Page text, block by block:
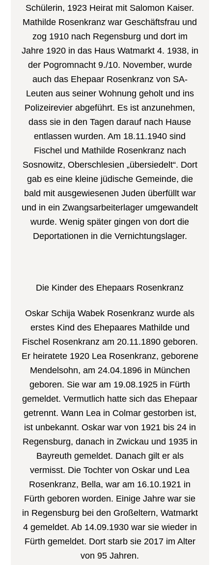
Schülerin, 1923 Heirat mit Salomon Kaiser.
Mathilde Rosenkranz war Geschäftsfrau und
zog 1910 nach Regensburg und dort im
Jahre 1920 in das Haus Watmarkt 4. 1938, in
der Pogromnacht 9./10. November, wurde
auch das Ehepaar Rosenkranz von SA-
Leuten aus seiner Wohnung geholt und ins
Polizeirevier abgeführt. Es ist anzunehmen,
dass sie in den Tagen darauf nach Hause
entlassen wurden. Am 18.11.1940 sind
Fischel und Mathilde Rosenkranz nach
Sosnowitz, Oberschlesien „übersiedelt“. Dort
gab es eine kleine jüdische Gemeinde, die
bald mit ausgewiesenen Juden überfüllt war
und in ein Zwangsarbeiterlager umgewandelt
wurde. Wenig später gingen von dort die
Deportationen in die Vernichtungslager.
Die Kinder des Ehepaars Rosenkranz
Oskar Schija Wabek Rosenkranz wurde als
erstes Kind des Ehepaares Mathilde und
Fischel Rosenkranz am 20.11.1890 geboren.
Er heiratete 1920 Lea Rosenkranz, geborene
Mendelsohn, am 24.04.1896 in München
geboren. Sie war am 19.08.1925 in Fürth
gemeldet. Vermutlich hatte sich das Ehepaar
getrennt. Wann Lea in Colmar gestorben ist,
ist unbekannt. Oskar war von 1921 bis 24 in
Regensburg, danach in Zwickau und 1935 in
Bayreuth gemeldet. Danach gilt er als
vermisst. Die Tochter von Oskar und Lea
Rosenkranz, Bella, war am 16.10.1921 in
Fürth geboren worden. Einige Jahre war sie
in Regensburg bei den Großeltern, Watmarkt
4 gemeldet. Ab 14.09.1930 war sie wieder in
Fürth gemeldet. Dort starb sie 2017 im Alter
von 95 Jahren.